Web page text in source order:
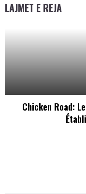
LAJMET E REJA
Chicken Road: